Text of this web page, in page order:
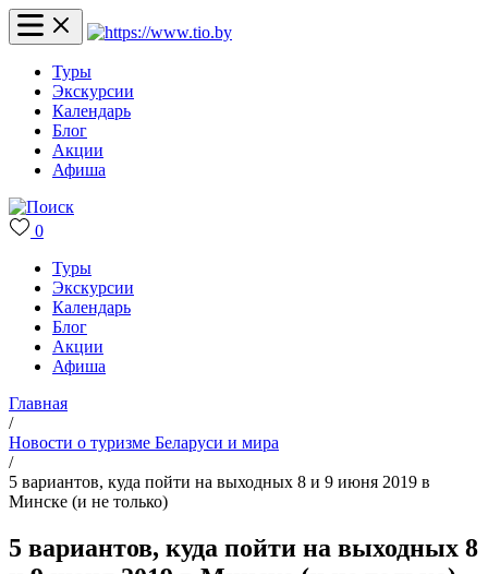
Туры
Экскурсии
Календарь
Блог
Акции
Афиша
0
Туры
Экскурсии
Календарь
Блог
Акции
Афиша
Главная
/
Новости о туризме Беларуси и мира
/
5 вариантов, куда пойти на выходных 8 и 9 июня 2019 в
Минске (и не только)
5 вариантов, куда пойти на выходных 8